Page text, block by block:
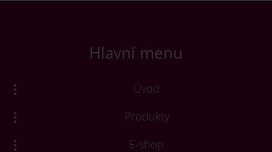
Hlavní menu
Úvod
Produkty
E-shop